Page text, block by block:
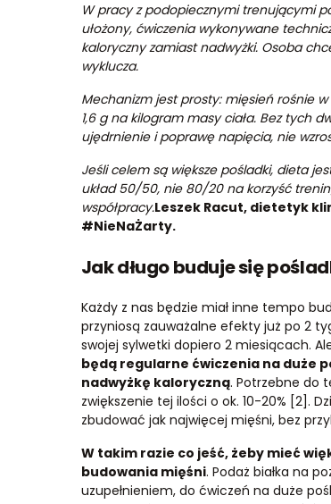
W pracy z podopiecznymi trenującymi
ułożony, ćwiczenia wykonywane
kaloryczny zamiast nadwyżki. Osoba
wyklucza.
Mechanizm jest prosty: mięsień rośnie
1,6 g na kilogram masy ciała. Bez tych
ujędrnienie i poprawę napięcia, nie
Jeśli celem są większe pośladki, dieta
układ 50/50, nie 80/20 na korzyść
współpracy.Leszek Racut, dietetyk
#NieNaŻarty.
Jak długo buduje się
Każdy z nas będzie miał inne tempo
przyniosą zauważalne efekty już po 2
swojej sylwetki dopiero 2 miesiącach.
będą regularne ćwiczenia na duże
nadwyżkę kaloryczną. Potrzebne do
zwiększenie tej ilości o ok. 10-20% [2].
zbudować jak najwięcej mięśni, bez
W takim razie co jeść, żeby mieć
budowania mięśni. Podaż białka na
uzupełnieniem, do ćwiczeń na duże